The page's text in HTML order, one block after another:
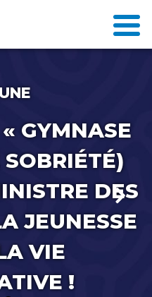
GYMNASE
DES
JEUNESSE
VIE
!